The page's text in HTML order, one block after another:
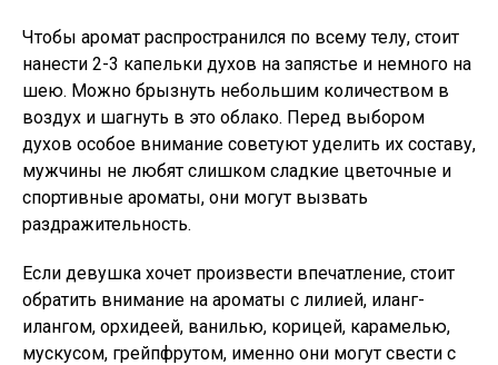
Чтобы аромат распространился по всему телу, стоит
нанести 2-3 капельки духов на запястье и немного на
шею. Можно брызнуть небольшим количеством в
воздух и шагнуть в это облако. Перед выбором
духов особое внимание советуют уделить их составу,
мужчины не любят слишком сладкие цветочные и
спортивные ароматы, они могут вызвать
раздражительность.
Если девушка хочет произвести впечатление, стоит
обратить внимание на ароматы с лилией, иланг-
илангом, орхидеей, ванилью, корицей, карамелью,
мускусом, грейпфрутом, именно они могут свести с